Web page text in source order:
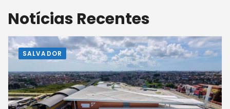
Notícias Recentes
SALVADOR